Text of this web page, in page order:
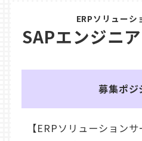
ERPソリューシ
SAPエンジニ
募集ポジ
【ERPソリューションサ